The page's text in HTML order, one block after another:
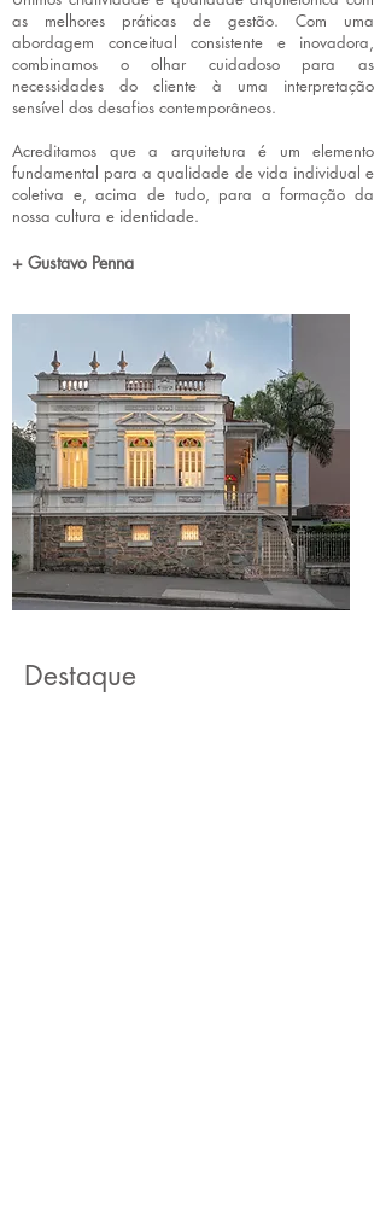
as melhores práticas de gestão. Com uma
abordagem conceitual consistente e inovadora,
combinamos o olhar cuidadoso para as
necessidades do cliente à uma interpretação
sensível dos desafios contemporâneos.
Acreditamos que a arquitetura é um elemento
fundamental para a qualidade de vida individual e
coletiva e, acima de tudo, para a formação da
nossa cultura e identidade.
+ Gustavo Penna
Destaque